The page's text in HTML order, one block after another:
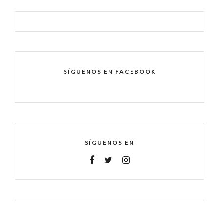
SÍGUENOS EN FACEBOOK
SÍGUENOS EN